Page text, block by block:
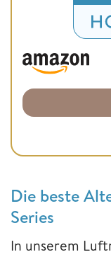
Die beste
Series
In unserem